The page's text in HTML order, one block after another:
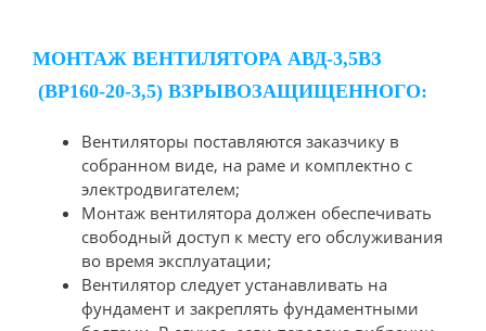
МОНТАЖ ВЕНТИЛЯТОРА АВД-3,5ВЗ
(ВР160-20-3,5) ВЗРЫВОЗАЩИЩЕННОГО:
Вентиляторы поставляются заказчику в
собранном виде, на раме и комплектно с
электродвигателем;
Монтаж вентилятора должен обеспечивать
свободный доступ к месту его обслуживания
во время эксплуатации;
Вентилятор следует устанавливать на
фундамент и закреплять фундаментными